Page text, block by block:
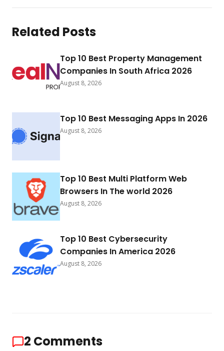
Related Posts
Top 10 Best Property Management
Companies In South Africa 2026
August 8, 2026
Top 10 Best Messaging Apps In 2026
August 8, 2026
Top 10 Best Multi Platform Web
Browsers In The world 2026
August 8, 2026
Top 10 Best Cybersecurity
Companies In America 2026
August 8, 2026
2 Comments